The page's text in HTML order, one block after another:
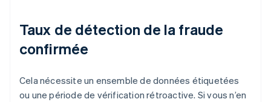
Taux de détection de la fraude
confirmée
Cela nécessite un ensemble de données étiquetées
ou une période de vérification rétroactive. Si vous n’en